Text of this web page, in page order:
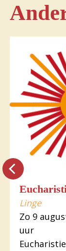
Linge
Zo 9
uur
Eucharistie